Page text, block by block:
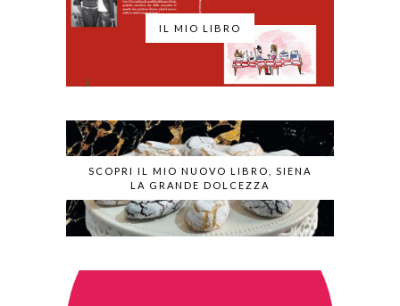
IL MIO LIBRO
SCOPRI IL MIO NUOVO LIBRO, SIENA
LA GRANDE DOLCEZZA